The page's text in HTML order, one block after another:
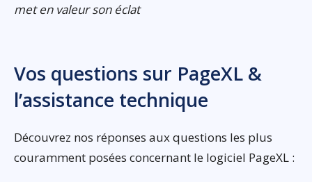
met en valeur son éclat
Vos questions sur PageXL &
l’assistance technique
Découvrez nos réponses aux questions les plus
couramment posées concernant le logiciel PageXL :